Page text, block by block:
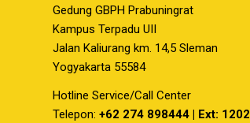
Gedung GBPH Prabuningrat
Kampus Terpadu UII
Jalan Kaliurang km. 14,5 Sleman
Yogyakarta 55584
Hotline Service/Call Center
Telepon: +62 274 898444 | Ext: 1202